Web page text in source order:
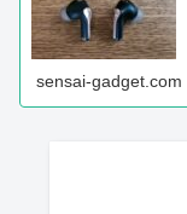
sensai-gadget.com